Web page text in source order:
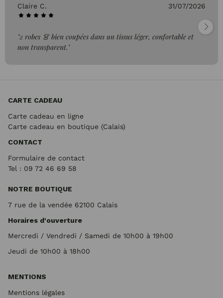
Claire C. 31/07/2026
"2 robes 👗 bien coupées dans un tissus léger, confortable et
non transparent."
CARTE CADEAU
Carte cadeau en ligne
Carte cadeau en boutique (Calais)
CONTACT
Formulaire de contact
Tel : 09 72 46 69 58
NOTRE BOUTIQUE
7 rue de la vendée 62100 Calais
Horaires d'ouverture
Mercredi / Vendredi / Samedi de 10h00 à 19h00
Jeudi de 10h00 à 18h00
MENTIONS
Mentions légales